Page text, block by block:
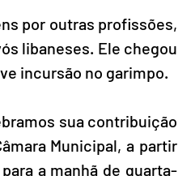
por outras profissões,
libaneses. Ele chegou
incursão no garimpo.
sua contribuição
Municipal, a partir
a manhã de quarta-